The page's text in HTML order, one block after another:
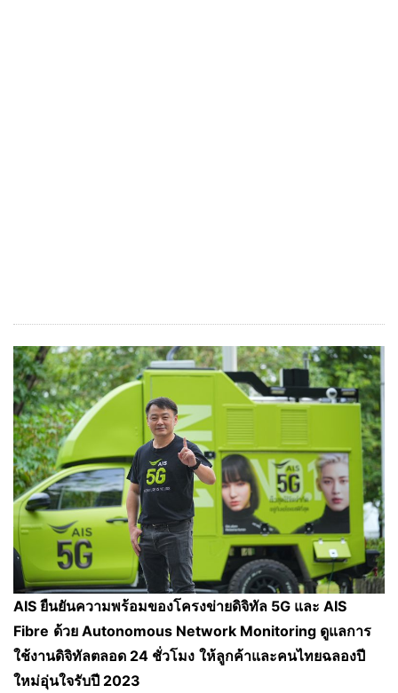
AIS ยืนยันความพร้อมของโครงข่ายดิจิทัล 5G และ AIS
Fibre ด้วย Autonomous Network Monitoring ดูแลการ
ใช้งานดิจิทัลตลอด 24 ชั่วโมง ให้ลูกค้าและคนไทยฉลองปี
ใหม่อุ่นใจรับปี 2023